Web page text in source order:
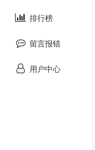
剧情片
战争片
悬疑片
泰国剧
欧美综艺
欧美动漫
排行榜
留言报错
用户中心